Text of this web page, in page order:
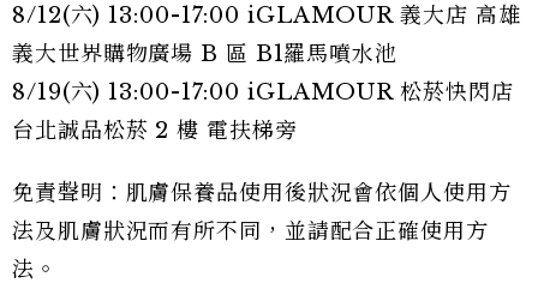
8/12(六) 13:00-17:00 iGLAMOUR 義大店 高雄
義大世界購物廣場 B 區 B1羅馬噴水池
8/19(六) 13:00-17:00 iGLAMOUR 松菸快閃店
台北誠品松菸 2 樓 電扶梯旁
免責聲明：肌膚保養品使用後狀況會依個人使用方
法及肌膚狀況而有所不同，並請配合正確使用方
法。